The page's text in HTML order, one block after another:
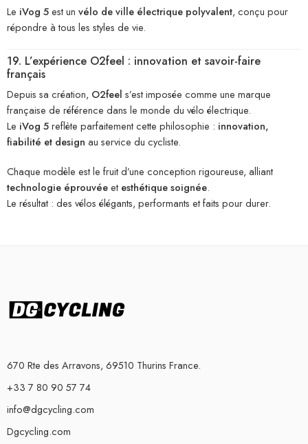
Le iVog 5est un vélo de ville électrique polyvalent, conçu pour
répondre à tous les styles de vie.
19. L’expérience O2feel : innovation et savoir-faire
français
Depuis sa création, O2feel s’est imposée comme une marque
française de référence dans le monde du vélo électrique.
Le iVog 5reflète parfaitement cette philosophie : innovation,
fiabilité et design au service du cycliste.
Chaque modèle est le fruit d’une conception rigoureuse, alliant
technologie éprouvéeet esthétique soignée.
Le résultat : des vélos élégants, performants et faits pour durer.
670 Rte des Arravons, 69510 Thurins France.
+33 7 80 90 57 74
info@dgcycling.com
Dgcycling.com